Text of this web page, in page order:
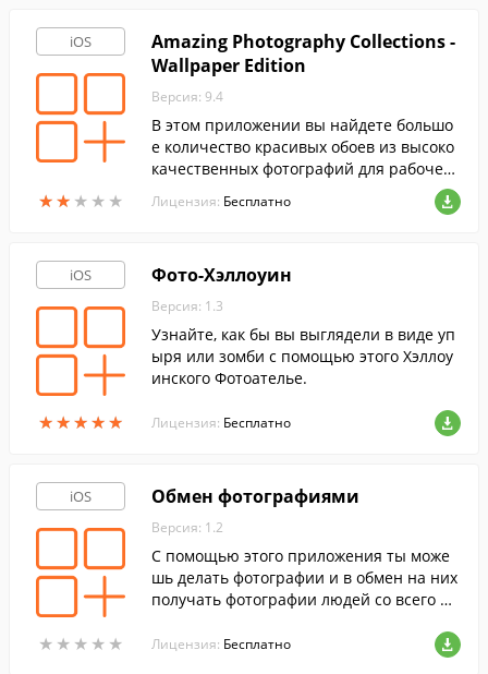
iOS
★★ ★ ★ ★
★★ ★ ★ ★
Amazing Photography Collections -
Wallpaper Edition
Версия: 9.4
В этом приложении вы найдете большо
е количество красивых обоев из высоко
качественных фотографий для рабочего
стола вашего мобильного устройства.
Лицензия: Бесплатно
iOS
★★★★★
★★★★★
Фото-Хэллоуин
Версия: 1.3
Узнайте, как бы вы выглядели в виде уп
ыря или зомби с помощью этого Хэллоу
инского Фотоателье.
Лицензия: Бесплатно
iOS
★ ★ ★ ★ ★
★ ★ ★ ★ ★
Обмен фотографиями
Версия: 1.2
С помощью этого приложения ты може
шь делать фотографии и в обмен на них
получать фотографии людей со всего ми
Лицензия: Бесплатно